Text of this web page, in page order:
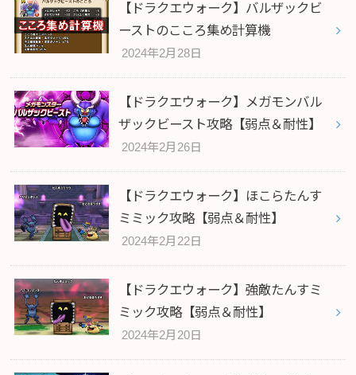
【ドラクエウォーク】バルザックビ
ーストのこころ集め計算機
2024年2月28日
【ドラクエウォーク】メガモンバル
ザックビースト攻略【弱点＆耐性】
2024年2月26日
【ドラクエウォーク】ほこらたんす
ミミック攻略【弱点＆耐性】
2024年2月22日
【ドラクエウォーク】強敵たんすミ
ミック攻略【弱点＆耐性】
2024年2月20日